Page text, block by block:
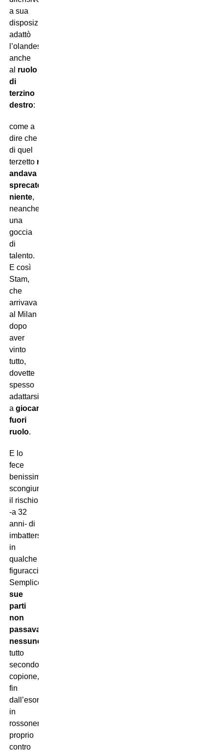
a sua
disposizione,
adattò
l’olandese
anche
al ruolo
di
terzino
destro:
come a
dire che
di quel
terzetto non
andava
sprecato
niente,
neanche
una
goccia
di
talento.
E così
Stam,
che
arrivava
al Milan
dopo
aver
vinto
tutto,
dovette
spesso
adattarsi
a giocare
fuori
ruolo.
E lo
fece
benissimo,
scongiurando
il rischio
-a 32
anni- di
imbattersi
in
qualche
figuraccia.
Semplicemente,
sue
parti
non
passava
nessuno
tutto
secondo
copione,
fin
dall’esordio
in
rossonero
proprio
contro